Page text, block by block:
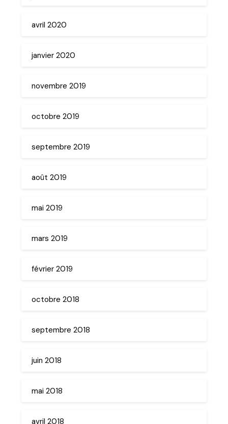
avril 2020
janvier 2020
novembre 2019
octobre 2019
septembre 2019
août 2019
mai 2019
mars 2019
février 2019
octobre 2018
septembre 2018
juin 2018
mai 2018
avril 2018